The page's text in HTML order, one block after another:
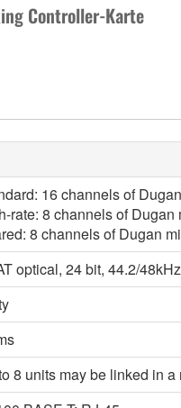
Controller-Karte
16 channels of
rate: 8 channels of
8 channels of Dugan
optical, 24 bit, 44.2/
8 units may be linked in